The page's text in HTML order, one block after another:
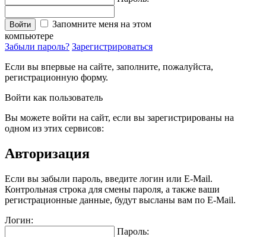
Войти
Запомните меня на этом
компьютере
Забыли пароль? Зарегистрироваться
Если вы впервые на сайте, заполните, пожалуйста,
регистрационную форму.
Войти как пользователь
Вы можете войти на сайт, если вы зарегистрированы на
одном из этих сервисов:
Авторизация
Если вы забыли пароль, введите логин или E-Mail.
Контрольная строка для смены пароля, а также ваши
регистрационные данные, будут высланы вам по E-Mail.
Логин:
Пароль: